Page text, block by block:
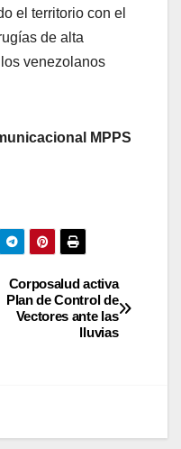
el territorio con el
de alta
venezolanos
MPPS
Corposalud activa
Plan de Control de
Vectores ante las
lluvias